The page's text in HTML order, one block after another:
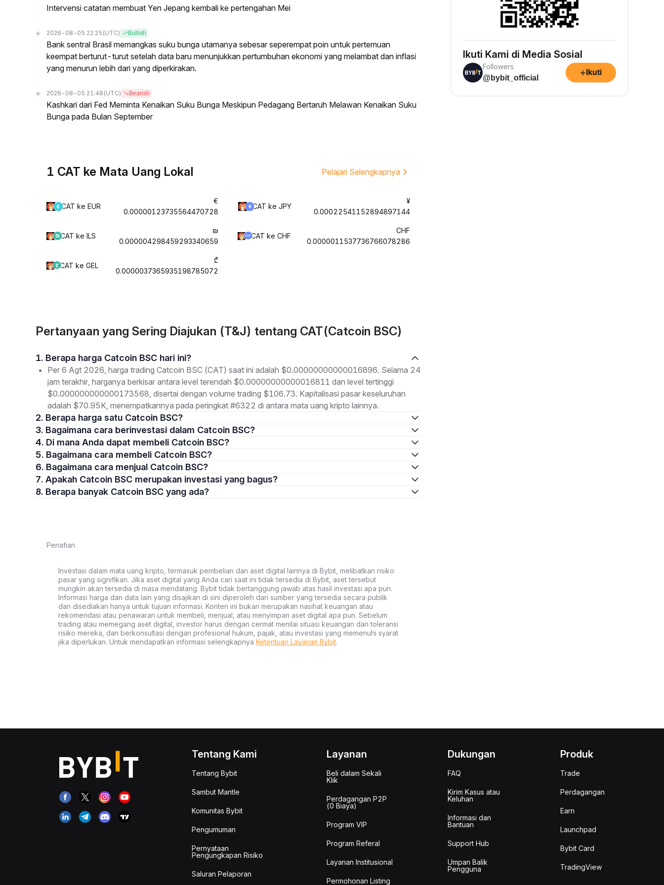
Intervensi catatan membuat Yen Jepang kembali ke pertengahan Mei
2026-08-05 22:25 (UTC) Bullish
Bank sentral Brasil memangkas suku bunga utamanya sebesar seperempat poin untuk pertemuan
keempat berturut-turut setelah data baru menunjukkan pertumbuhan ekonomi yang melambat dan inflasi
yang menurun lebih dari yang diperkirakan.
2026-08-05 21:48 (UTC) Bearish
Kashkari dari Fed Meminta Kenaikan Suku Bunga Meskipun Pedagang Bertaruh Melawan Kenaikan Suku
Bunga pada Bulan September
1 CAT ke Mata Uang Lokal Pelajari Selengkapnya
CAT ke EUR
€
0.00000123735564470728
CAT ke JPY
¥
0.00022541152894897144
CAT ke ILS
₪
0.000004298459293340659
CAT ke CHF
CHF
0.0000011537736766078286
CAT ke GEL
₾
0.0000037365935198785072
Pertanyaan yang Sering Diajukan (T&J) tentang CAT(Catcoin BSC)
1. Berapa harga Catcoin BSC hari ini?
Per 6 Agt 2026, harga trading Catcoin BSC (CAT) saat ini adalah $0.00000000000016896. Selama 24
jam terakhir, harganya berkisar antara level terendah $0.00000000000016811 dan level tertinggi
$0.000000000000173568, disertai dengan volume trading $106.73. Kapitalisasi pasar keseluruhan
adalah $70.95K, menempatkannya pada peringkat #6322 di antara mata uang kripto lainnya.
2. Berapa harga satu Catcoin BSC?
3. Bagaimana cara berinvestasi dalam Catcoin BSC?
4. Di mana Anda dapat membeli Catcoin BSC?
5. Bagaimana cara membeli Catcoin BSC?
6. Bagaimana cara menjual Catcoin BSC?
7. Apakah Catcoin BSC merupakan investasi yang bagus?
8. Berapa banyak Catcoin BSC yang ada?
Penafian
Investasi dalam mata uang kripto, termasuk pembelian dan aset digital lainnya di Bybit, melibatkan risiko
pasar yang signifikan. Jika aset digital yang Anda cari saat ini tidak tersedia di Bybit, aset tersebut
mungkin akan tersedia di masa mendatang. Bybit tidak bertanggung jawab atas hasil investasi apa pun.
Informasi harga dan data lain yang disajikan di sini diperoleh dari sumber yang tersedia secara publik
dan disediakan hanya untuk tujuan informasi. Konten ini bukan merupakan nasihat keuangan atau
rekomendasi atau penawaran untuk membeli, menjual, atau menyimpan aset digital apa pun. Sebelum
trading atau memegang aset digital, investor harus dengan cermat menilai situasi keuangan dan toleransi
risiko mereka, dan berkonsultasi dengan profesional hukum, pajak, atau investasi yang memenuhi syarat
jika diperlukan. Untuk mendapatkan informasi selengkapnya Ketentuan Layanan Bybit.
Ikuti Kami di Media Sosial
Followers
@bybit_official
+ Ikuti
Tentang Kami
Tentang Bybit
Sambut Mantle
Komunitas Bybit
Pengumuman
Pernyataan
Pengungkapan Risiko
Saluran Pelaporan
Layanan
Beli dalam Sekali
Klik
Perdagangan P2P
(0 Biaya)
Program VIP
Program Referal
Layanan Institusional
Permohonan Listing
Dukungan
FAQ
Kirim Kasus atau
Keluhan
Informasi dan
Bantuan
Support Hub
Umpan Balik
Pengguna
Produk
Trade
Perdagangan
Earn
Launchpad
Bybit Card
TradingView